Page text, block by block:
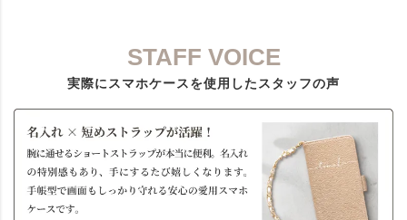
STAFF VOICE
実際にスマホケースを使用したスタッフの声